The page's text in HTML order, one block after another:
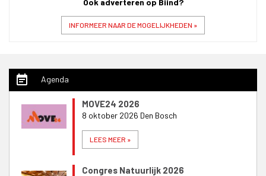
Ook adverteren op Biind?
INFORMEER NAAR DE MOGELIJKHEDEN »
event_note Agenda
MOVE24 2026
8 oktober 2026 Den Bosch
LEES MEER »
Congres Natuurlijk 2026